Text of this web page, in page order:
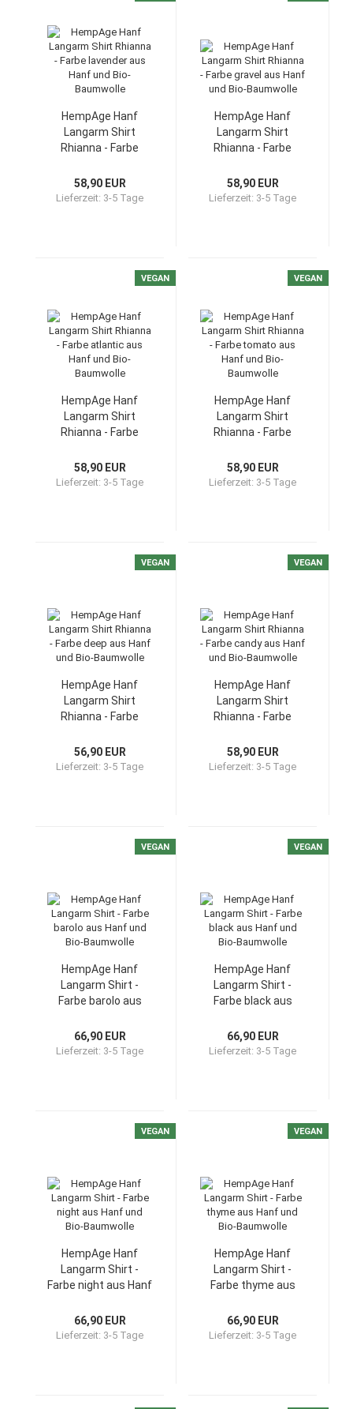
HempAge Hanf
Langarm Shirt
Rhianna - Farbe
und Bio-Baumwolle
58,90 EUR
Lieferzeit: 3-5 Tage
HempAge Hanf
Langarm Shirt
Rhianna - Farbe
Bio-Baumwolle
58,90 EUR
Lieferzeit: 3-5 Tage
VEGAN
HempAge Hanf
Langarm Shirt
Rhianna - Farbe
und Bio-Baumwolle
58,90 EUR
Lieferzeit: 3-5 Tage
VEGAN
HempAge Hanf
Langarm Shirt
Rhianna - Farbe
und Bio-Baumwolle
58,90 EUR
Lieferzeit: 3-5 Tage
VEGAN
HempAge Hanf
Langarm Shirt
Rhianna - Farbe
Bio-Baumwolle
56,90 EUR
Lieferzeit: 3-5 Tage
VEGAN
HempAge Hanf
Langarm Shirt
Rhianna - Farbe
Bio-Baumwolle
58,90 EUR
Lieferzeit: 3-5 Tage
VEGAN
HempAge Hanf
Langarm Shirt -
Farbe barolo aus
Baumwolle
66,90 EUR
Lieferzeit: 3-5 Tage
VEGAN
HempAge Hanf
Langarm Shirt -
Farbe black aus
Baumwolle
66,90 EUR
Lieferzeit: 3-5 Tage
VEGAN
HempAge Hanf
Langarm Shirt -
Farbe night aus Hanf
66,90 EUR
Lieferzeit: 3-5 Tage
VEGAN
HempAge Hanf
Langarm Shirt -
Farbe thyme aus
Baumwolle
66,90 EUR
Lieferzeit: 3-5 Tage